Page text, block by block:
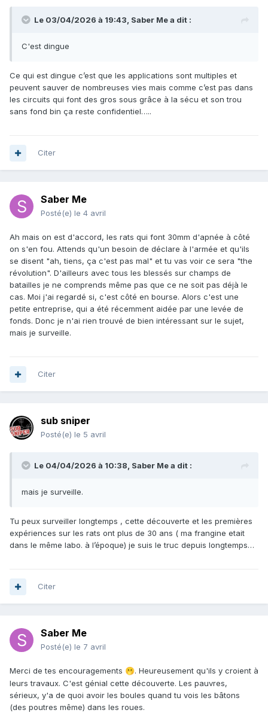
Le 03/04/2026 à 19:43, Saber Mea dit :
C'est dingue
Ce qui est dingue c’est que les applications sont multiples et
peuvent sauver de nombreuses vies mais comme c’est pas dans
les circuits qui font des gros sous grâce à la sécu et son trou
sans fond bin ça reste confidentiel…..
Citer
Saber Me
Posté(e) le 4 avril
Ah mais on est d'accord, les rats qui font 30mm d'apnée à côté
on s'en fou. Attends qu'un besoin de déclare à l'armée et qu'ils
se disent "ah, tiens, ça c'est pas mal" et tu vas voir ce sera "the
révolution". D'ailleurs avec tous les blessés sur champs de
batailles je ne comprends même pas que ce ne soit pas déjà le
cas. Moi j'ai regardé si, c'est côté en bourse. Alors c'est une
petite entreprise, qui a été récemment aidée par une levée de
fonds. Donc je n'ai rien trouvé de bien intéressant sur le sujet,
mais je surveille.
Citer
sub sniper
Posté(e) le 5 avril
Le 04/04/2026 à 10:38, Saber Mea dit :
mais je surveille.
Tu peux surveiller longtemps , cette découverte et les premières
expériences sur les rats ont plus de 30 ans ( ma frangine etait
dans le même labo. à l’époque) je suis le truc depuis longtemps…
Citer
Saber Me
Posté(e) le 7 avril
Merci de tes encouragements 🫢. Heureusement qu'ils y croient à
leurs travaux. C'est génial cette découverte. Les pauvres,
sérieux, y'a de quoi avoir les boules quand tu vois les bâtons
(des poutres même) dans les roues.